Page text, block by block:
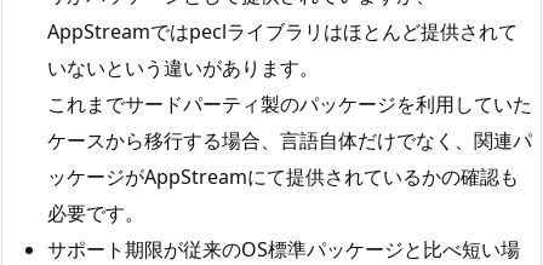
AppStreamではpeclライブラリはほとんど提供されて
いないという違いがあります。
これまでサードパーティ製のパッケージを利用していた
ケースから移行する場合、言語自体だけでなく、関連パ
ッケージがAppStreamにて提供されているかの確認も
必要です。
サポート期限が従来のOS標準パッケージと比べ短い場